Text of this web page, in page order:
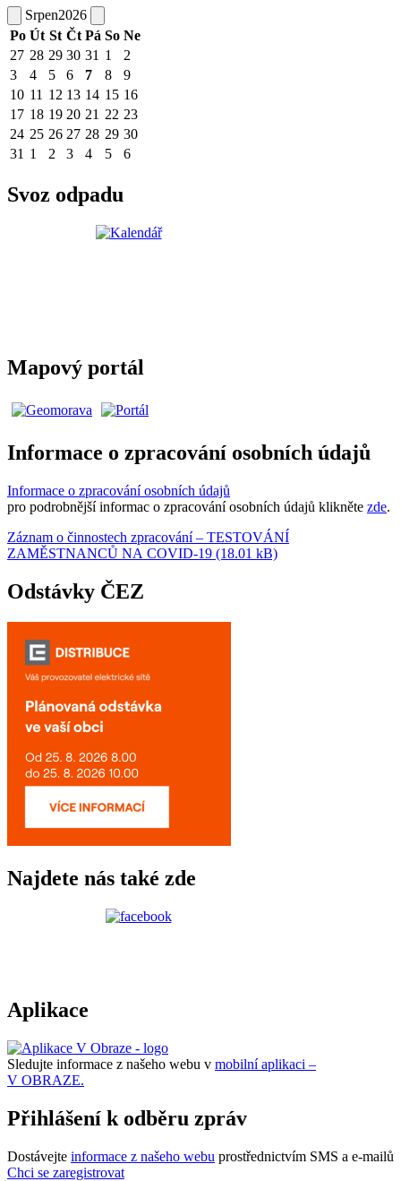
Srpen2026
Po Út St Čt Pá So Ne
27 28 29 30 31 1
2
3
4 5 6 7 8
9
10 11 12 13 14 15 16
17 18 19 20 21 22 23
24 25 26 27 28 29 30
31 1 2 3 4 5 6
Svoz odpadu
Mapový portál
Informace o zpracování osobních údajů
Informace o zpracování osobních údajů
pro podrobnější informac o zpracování osobních údajů klikněte zde.
Záznam o činnostech zpracování – TESTOVÁNÍ
ZAMĚSTNANCŮ NA COVID-19 (18.01 kB)
Odstávky ČEZ
Najdete nás také zde
Aplikace
Sledujte informace z našeho webu v mobilní aplikaci –
V OBRAZE.
Přihlášení k odběru zpráv
Dostávejte informace z našeho webu prostřednictvím SMS a e-mailů
Chci se zaregistrovat